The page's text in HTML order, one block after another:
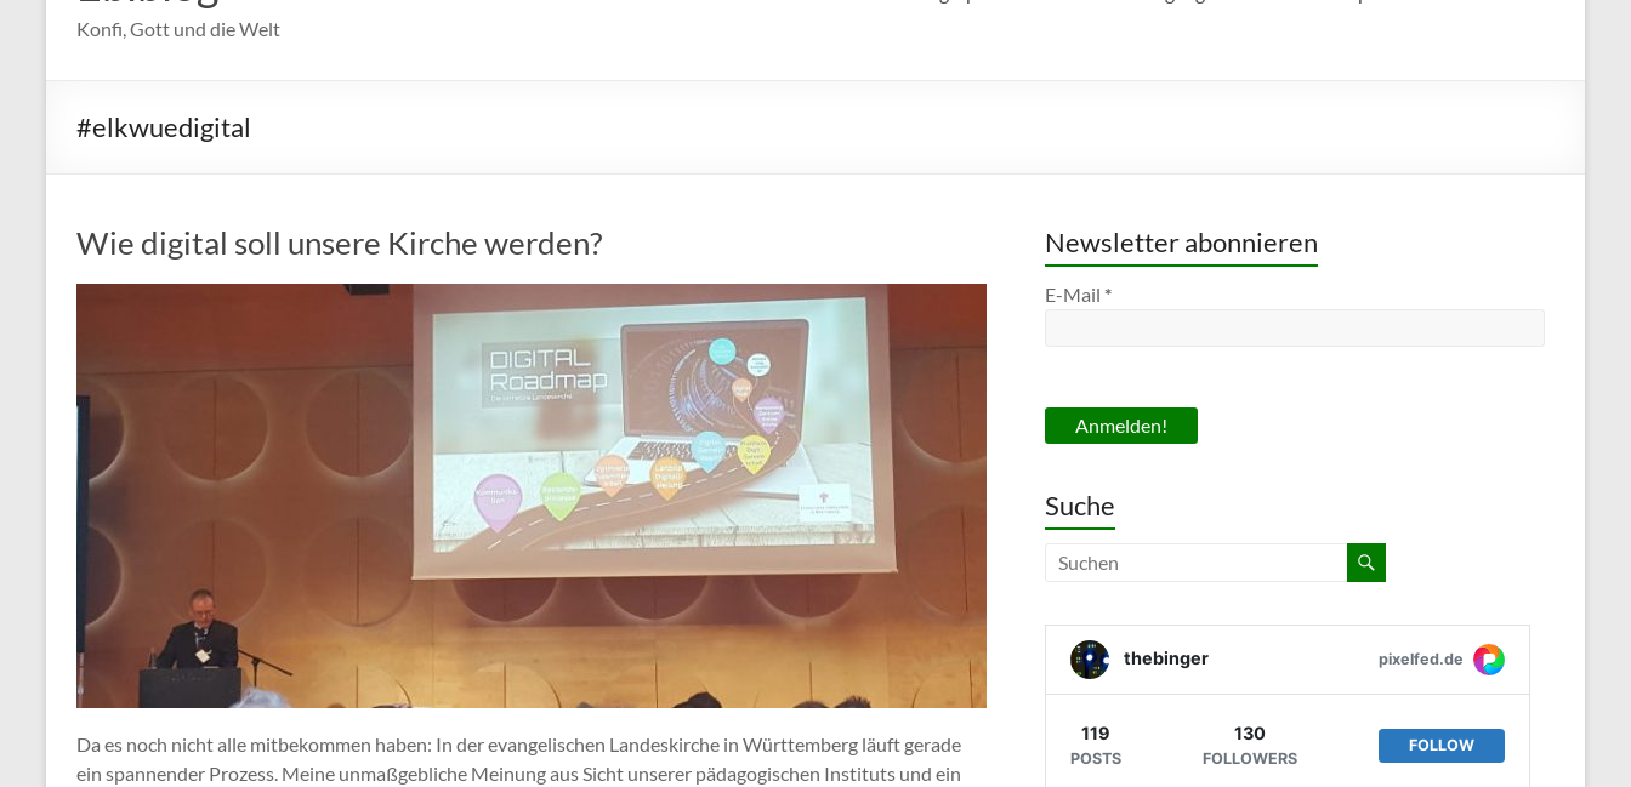
Konfi, Gott und die Welt
#elkwuedigital
Wie digital soll unsere Kirche werden?
Da es noch nicht alle mitbekommen haben: In der evangelischen Landeskirche in Württemberg läuft gerade
ein spannender Prozess. Meine unmaßgebliche Meinung aus Sicht unserer pädagogischen Instituts und ein
Newsletter abonnieren
E-Mail *
Suche